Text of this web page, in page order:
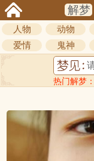
解梦
人物 动物
爱情
鬼神
热门解梦：